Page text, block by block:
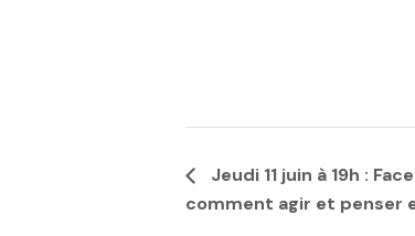
Jeudi 11 juin à 19h :
comment agir et penser